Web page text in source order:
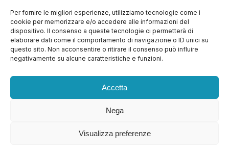
Per fornire le migliori esperienze, utilizziamo tecnologie come i
cookie per memorizzare e/o accedere alle informazioni del
dispositivo. Il consenso a queste tecnologie ci permetterà di
elaborare dati come il comportamento di navigazione o ID unici su
questo sito. Non acconsentire o ritirare il consenso può influire
negativamente su alcune caratteristiche e funzioni.
Accetta
Nega
Visualizza preferenze
PEC: gtechgroup@pec.it
Privacy Policy
Cookie Policy
Termini e Condizioni
1.500,00